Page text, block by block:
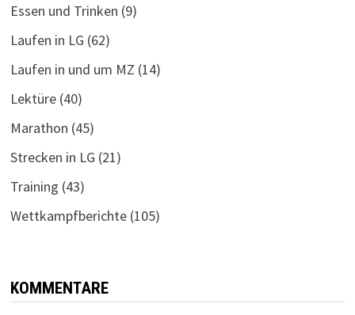
Essen und Trinken (9)
Laufen in LG (62)
Laufen in und um MZ (14)
Lektüre(40)
Marathon (45)
Strecken in LG (21)
Training (43)
Wettkampfberichte(105)
KOMMENTARE